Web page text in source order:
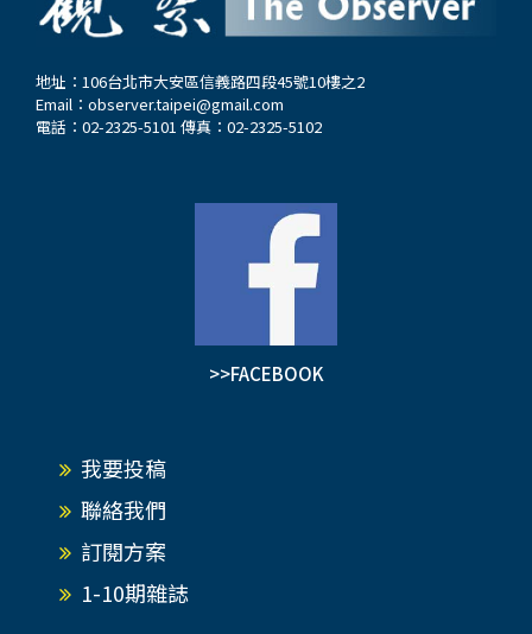
地址：106台北市大安區信義路四段45號10樓之2
Email： observer.taipei@gmail.com
電話：02-2325-5101 傳真：02-2325-5102
>>FACEBOOK
我要投稿
聯絡我們
訂閱方案
1-10期雜誌